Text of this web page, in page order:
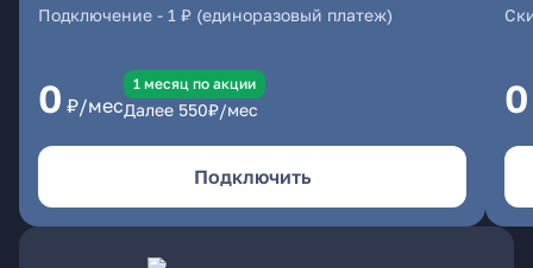
Подключение - 1 ₽ (единоразовый платеж)
0 ₽/мес
1 месяц по акции
Далее 550₽/мес
Подключить
0